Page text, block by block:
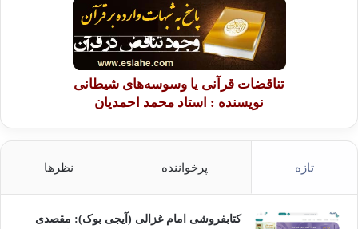
تناقضات قرآنی یا وسوسه‌های شیطانی
نویسنده : استاد محمد احمدیان
تازه پرخواننده نظرها
کتابفروشی امام غزالی (آیجی بوک): مقصدی